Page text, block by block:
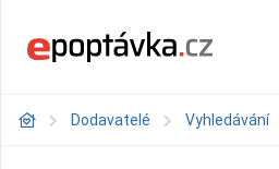
Dodavatelé Vyhledávání